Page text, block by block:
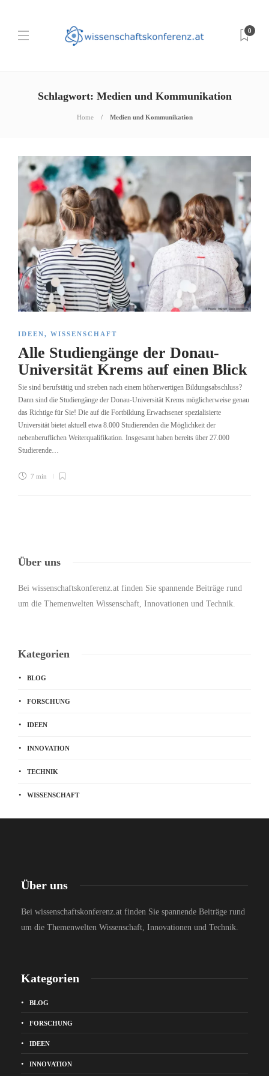
0
Schlagwort: Medien und Kommunikation
Home Medien und Kommunikation
IDEEN, WISSENSCHAFT
Alle Studiengänge der Donau-
Universität Krems auf einen Blick
Sie sind berufstätig und streben nach einem höherwertigen Bildungsabschluss?
Dann sind die Studiengänge der Donau-Universität Krems möglicherweise genau
das Richtige für Sie! Die auf die Fortbildung Erwachsener spezialisierte
Universität bietet aktuell etwa 8.000 Studierenden die Möglichkeit der
nebenberuflichen Weiterqualifikation. Insgesamt haben bereits über 27.000
Studierende…
7 min
Über uns
Bei wissenschaftskonferenz.at finden Sie spannende Beiträge rund
um die Themenwelten Wissenschaft, Innovationen und Technik.
Kategorien
BLOG
FORSCHUNG
IDEEN
INNOVATION
TECHNIK
WISSENSCHAFT
Über uns
Bei wissenschaftskonferenz.at finden Sie spannende Beiträge rund
um die Themenwelten Wissenschaft, Innovationen und Technik.
Kategorien
BLOG
FORSCHUNG
IDEEN
INNOVATION